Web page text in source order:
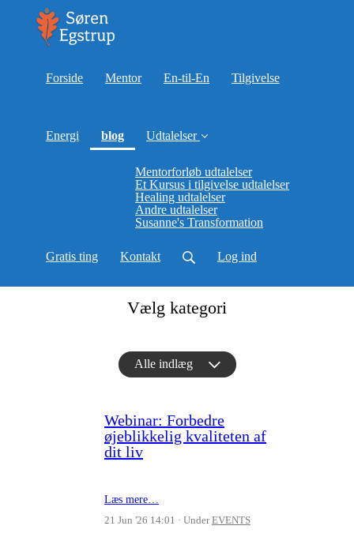
Forside Mentor En-til-En Tilgivelse
Energi blog(current)Udtalelser
Mentorforløb udtalelser
Et Kursus i tilgivelse udtalelser
Healing udtalelser
Andre udtalelser
Susanne's Transformation
Gratis ting Kontakt Log ind
Vælg kategori
Alle indlæg
Webinar: Forbedre
øjeblikkelig kvaliteten af
dit liv
Læs mere…
21 Jun '26 14:01
UnderEVENTS